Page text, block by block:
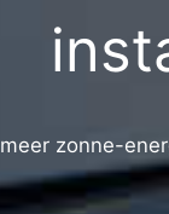
zonne-